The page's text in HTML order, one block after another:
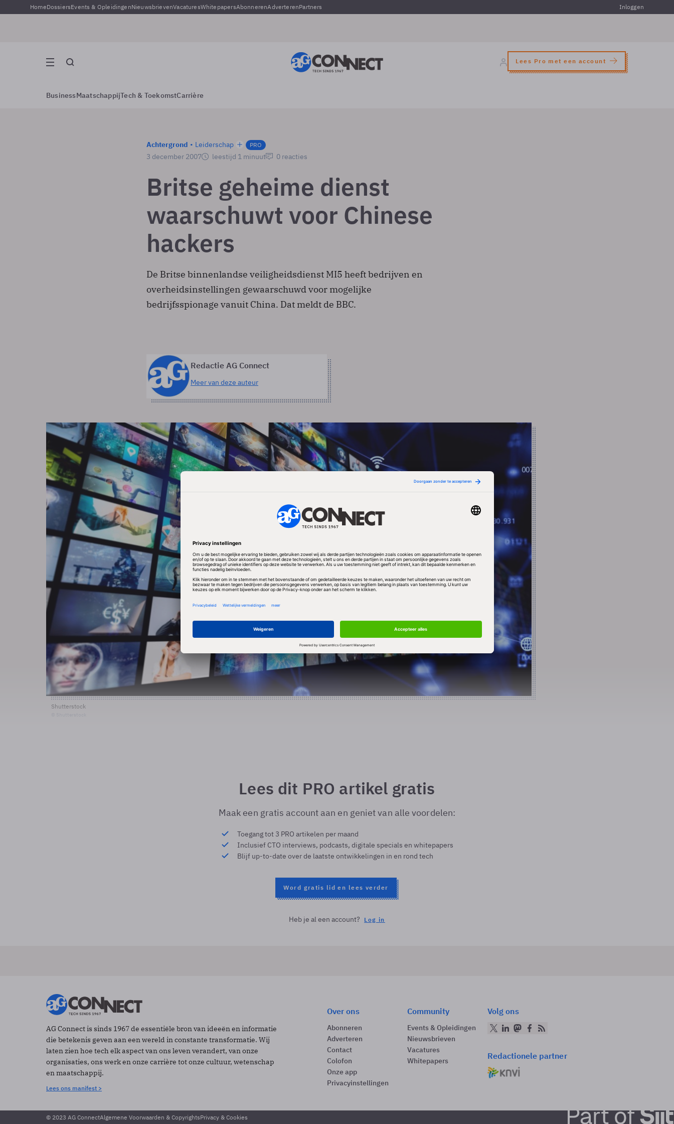
HomeDossiersEvents & OpleidingenNieuwsbrievenVacaturesWhitepapersAbonnerenAdverterenPartners Inloggen
Lees Pro met een account
BusinessMaatschappijTech & ToekomstCarrière
Achtergrond Leiderschap PRO
3 december 2007 leestijd 1 minuut 0 reacties
Britse geheime dienst
waarschuwt voor Chinese
hackers
De Britse binnenlandse veiligheidsdienst MI5 heeft bedrijven en
overheidsinstellingen gewaarschuwd voor mogelijke
bedrijfsspionage vanuit China. Dat meldt de BBC.
Redactie AG Connect
Meer van deze auteur
Shutterstock
Lees dit PRO artikel gratis
Maak een gratis account aan en geniet van alle voordelen:
Toegang tot 3 PRO artikelen per maand
Inclusief CTO interviews, podcasts, digitale specials en whitepapers
Blijf up-to-date over de laatste ontwikkelingen in en rond tech
Word gratis lid en lees verder
Heb je al een account? Log in
AG Connect is sinds 1967 de essentiële bron van ideeën en informatie
die betekenis geven aan een wereld in constante transformatie. Wij
laten zien hoe tech elk aspect van ons leven verandert, van onze
organisaties, ons werk en onze carrière tot onze cultuur, wetenschap
en maatschappij.
Lees ons manifest >
Over ons
Abonneren
Adverteren
Contact
Colofon
Onze app
Privacyinstellingen
Community
Events & Opleidingen
Nieuwsbrieven
Vacatures
Whitepapers
Volg ons
Redactionele partner
© 2023 AG ConnectAlgemene Voorwaarden & CopyrightsPrivacy & Cookies